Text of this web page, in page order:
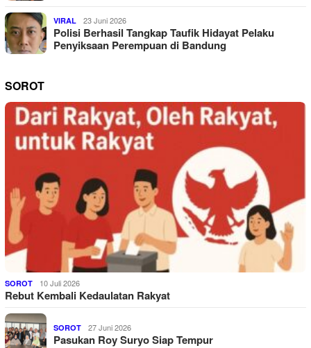
VIRAL 23 Juni 2026
Polisi Berhasil Tangkap Taufik Hidayat Pelaku
Penyiksaan Perempuan di Bandung
SOROT
SOROT 10 Juli 2026
Rebut Kembali Kedaulatan Rakyat
SOROT 27 Juni 2026
Pasukan Roy Suryo Siap Tempur